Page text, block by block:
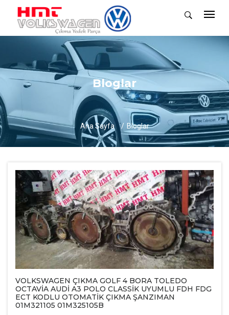
Bloglar
Ana Sayfa Bloglar
VOLKSWAGEN ÇIKMA GOLF 4 BORA TOLEDO
OCTAVİA AUDİ A3 POLO CLASSİK UYUMLU FDH FDG
ECT KODLU OTOMATİK ÇIKMA ŞANZIMAN
01M321105 01M325105B